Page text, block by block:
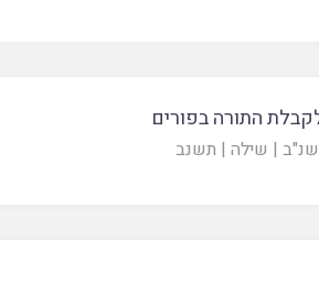
התורה בפורים
| שילה | תשנב